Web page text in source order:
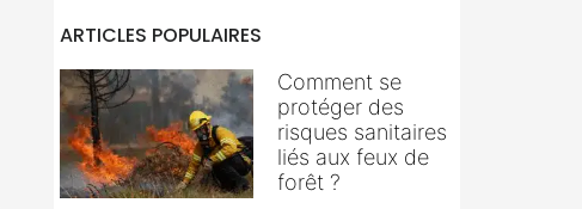
ARTICLES POPULAIRES
Comment se
protéger des
risques sanitaires
liés aux feux de
forêt ?